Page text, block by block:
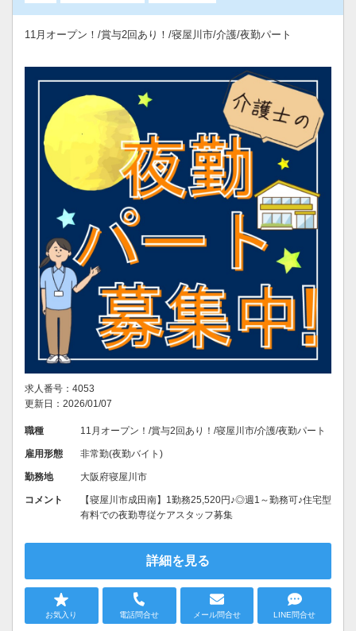
11月オープン！/賞与2回あり！/寝屋川市/介護/夜勤パート
求人番号：4053
更新日：2026/01/07
職種 11月オープン！/賞与2回あり！/寝屋川市/介護/夜勤パート
雇用形態 非常勤(夜勤バイト)
勤務地 大阪府寝屋川市
コメント
【寝屋川市成田南】1勤務25,520円♪◎週1～勤務可♪住宅型
有料での夜勤専従ケアスタッフ募集
詳細を見る
お気入り 電話問合せ メール問合せ LINE問合せ